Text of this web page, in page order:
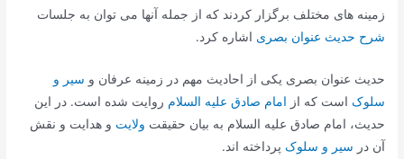
زمینه های مختلف برگزار کردند که از جمله آنها می توان به جلسات
شرح حدیث عنوان بصری اشاره کرد.
حدیث عنوان بصری یکی از احادیث مهم در زمینه عرفان و سیر و
سلوک است که از امام صادق علیه السلام روایت شده است. در این
حدیث، امام صادق علیه السلام به بیان حقیقت ولایت و هدایت و نقش
آن در سیر و سلوک پرداخته اند.